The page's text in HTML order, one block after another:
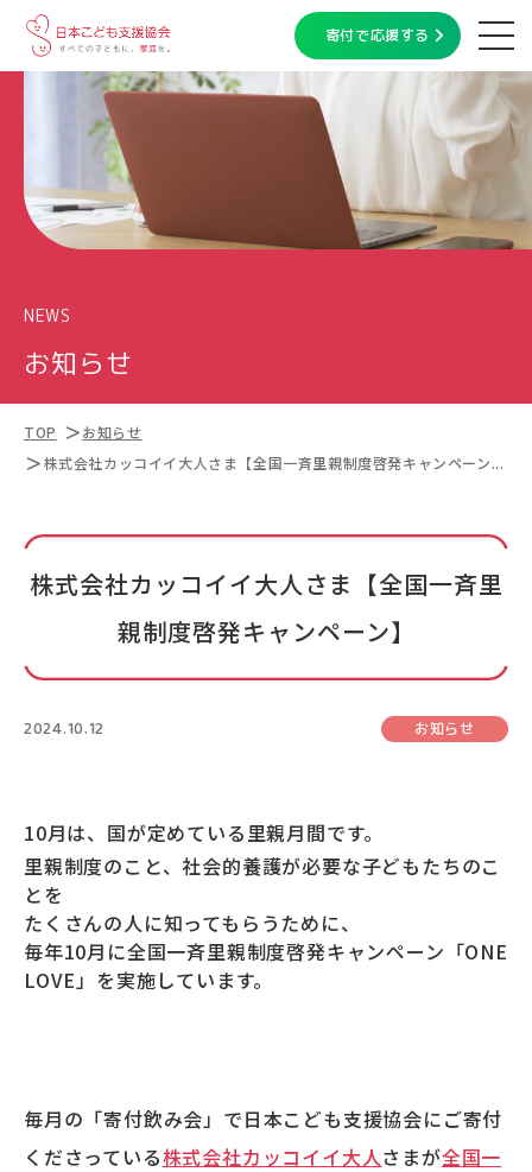
寄付で応援する
NEWS
お知らせ
TOP
お知らせ
株式会社カッコイイ大人さま【全国一斉里親制度啓発キャンペーン...
株式会社カッコイイ大人さま【全国一斉里
親制度啓発キャンペーン】
2024.10.12 お知らせ
10月は、国が定めている里親月間です。
里親制度のこと、社会的養護が必要な子どもたちのこ
とを
たくさんの人に知ってもらうために、
毎年10月に全国一斉里親制度啓発キャンペーン「ONE
LOVE」を実施しています。
毎月の「寄付飲み会」で日本こども支援協会にご寄付
くださっている株式会社カッコイイ大人さまが全国一